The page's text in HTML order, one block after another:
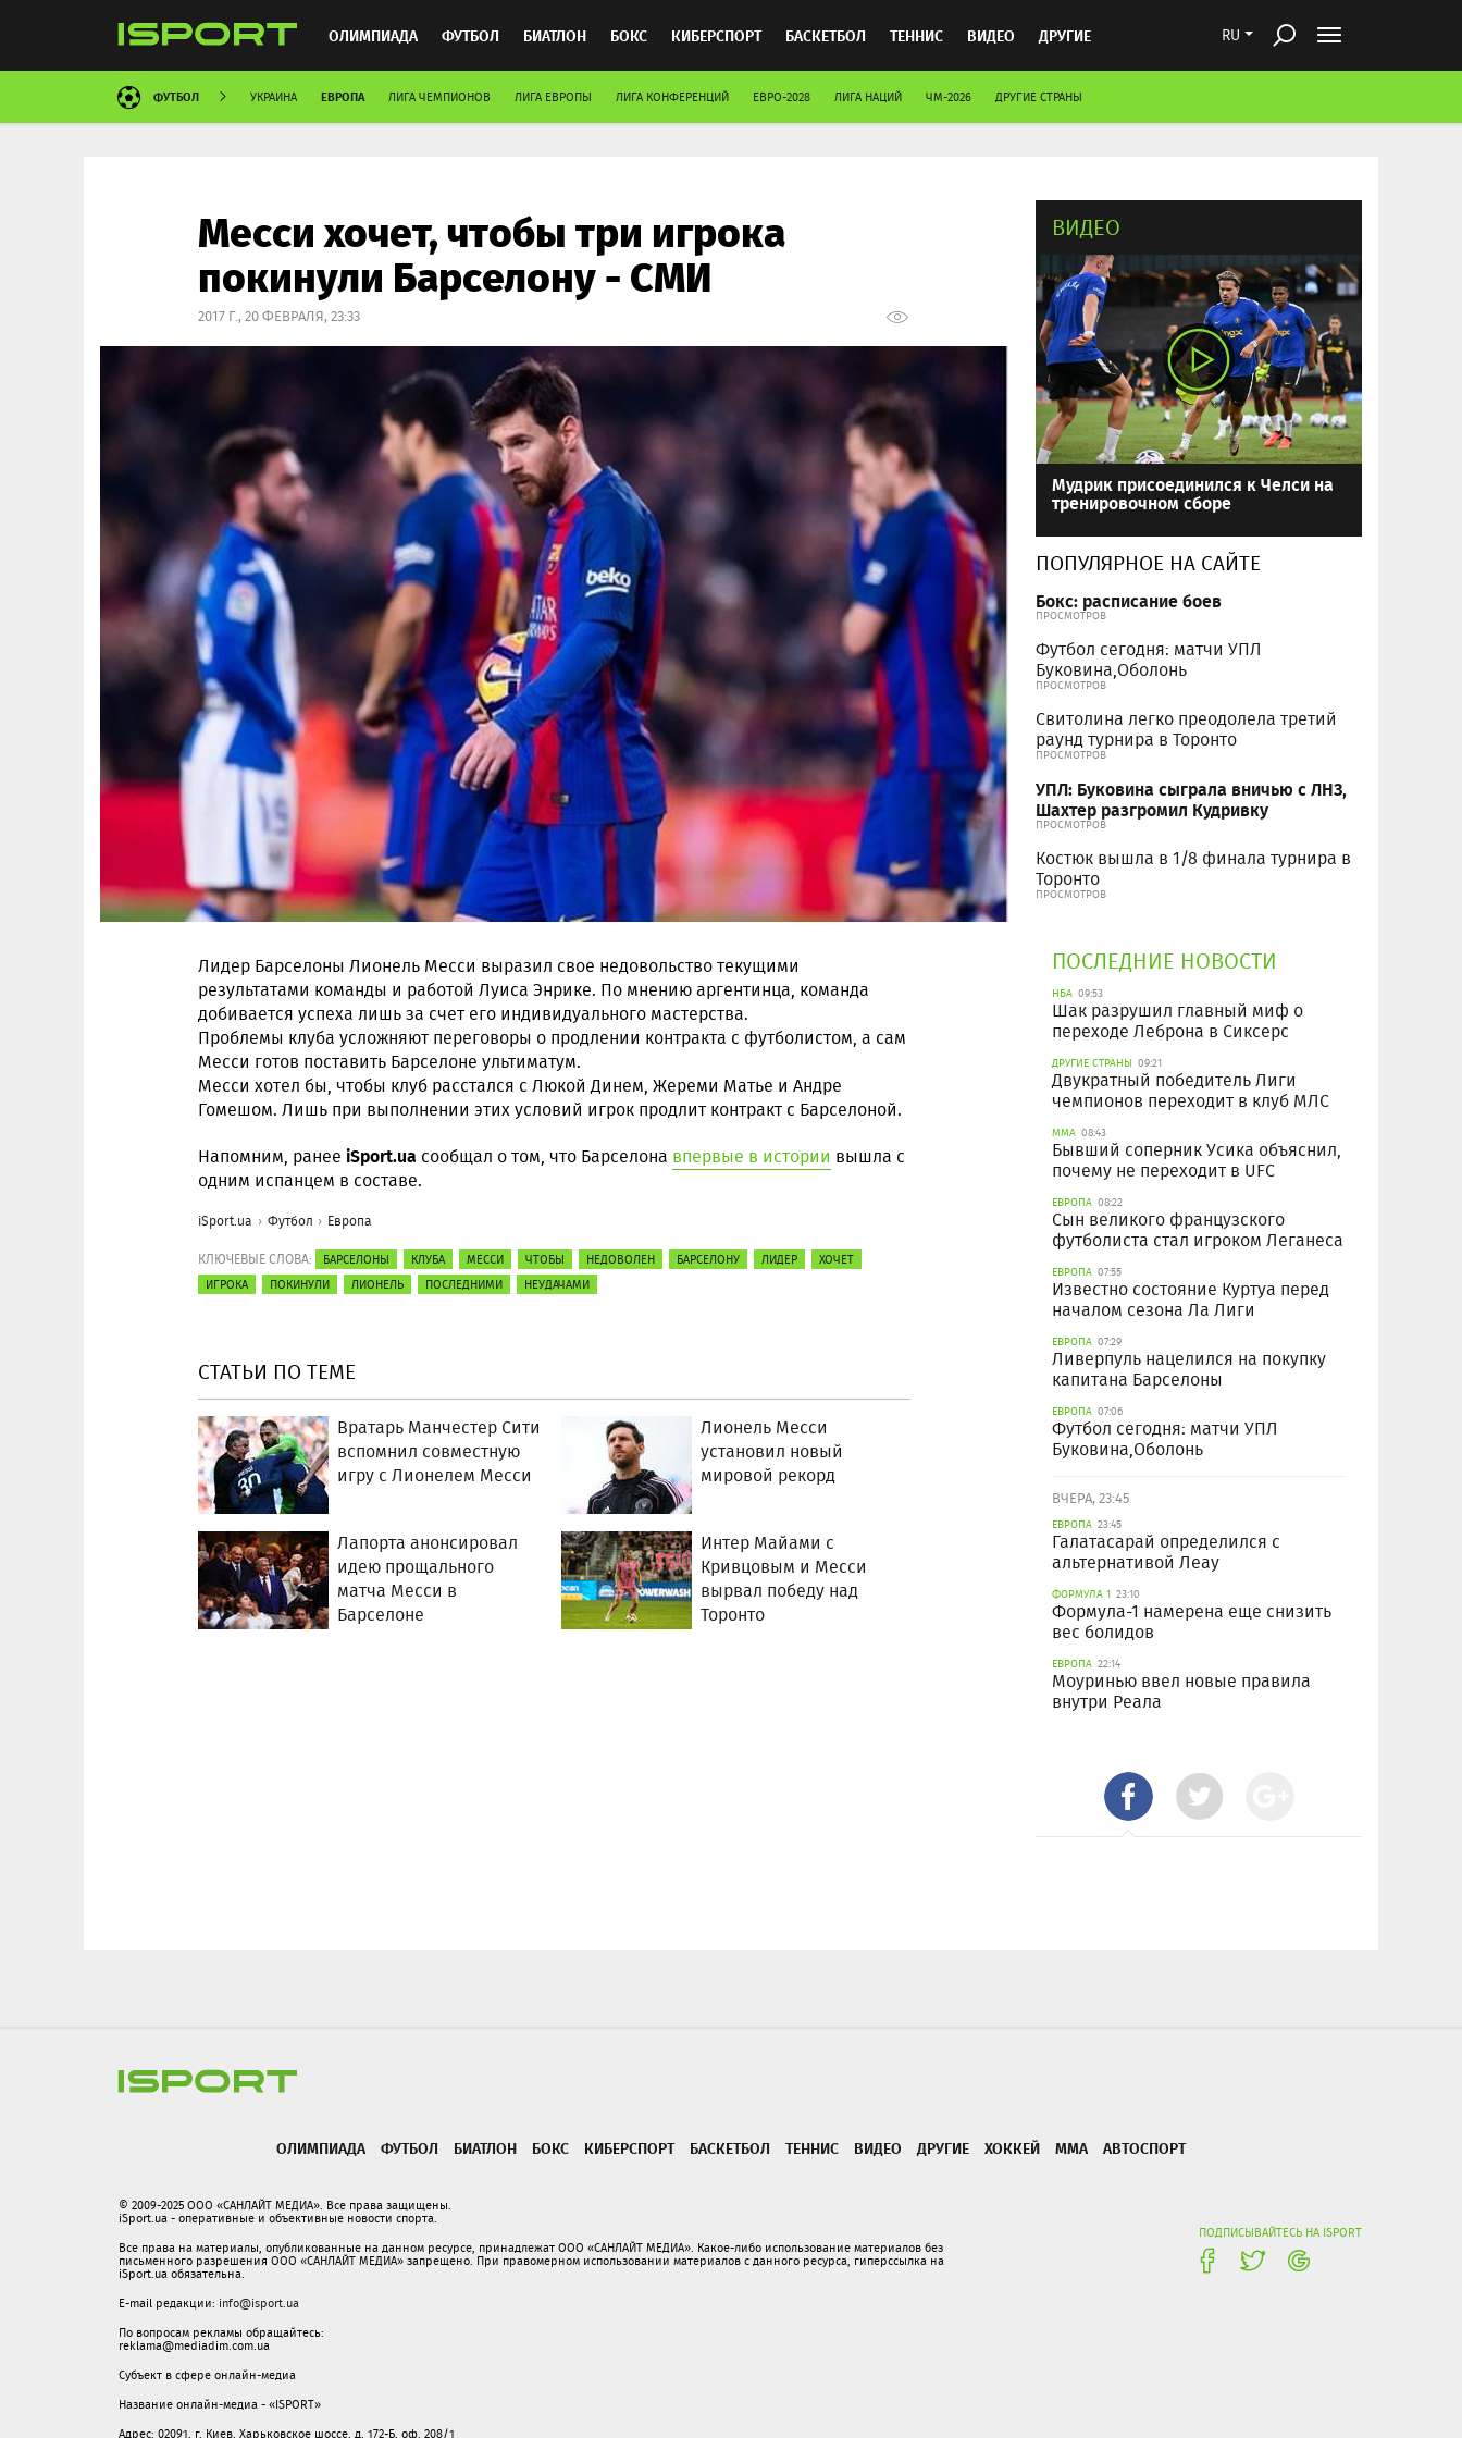
RU
ОЛИМПИАДА ФУТБОЛ БИАТЛОН БОКС КИБЕРСПОРТ БАСКЕТБОЛ ТЕННИС ВИДЕО ДРУГИЕ
ХОККЕЙ ММА АВТОСПОРТ
ФУТБОЛ УКРАИНА ЕВРОПА ЛИГА ЧЕМПИОНОВ ЛИГА ЕВРОПЫ ЛИГА КОНФЕРЕНЦИЙ ЕВРО-2028 ЛИГА НАЦИЙ ЧМ-2026 ДРУГИЕ СТРАНЫ
Месси хочет, чтобы три игрока
покинули Барселону - СМИ
2017 Г., 20 ФЕВРАЛЯ, 23:33
Лидер Барселоны Лионель Месси выразил свое недовольство текущими
результатами команды и работой Луиса Энрике. По мнению аргентинца, команда
добивается успеха лишь за счет его индивидуального мастерства.
Проблемы клуба усложняют переговоры о продлении контракта с футболистом, а сам
Месси готов поставить Барселоне ультиматум.
Месси хотел бы, чтобы клуб расстался с Люкой Динем, Жереми Матье и Андре
Гомешом. Лишь при выполнении этих условий игрок продлит контракт с Барселоной.
Напомним, ранее iSport.ua сообщал о том, что Барселона впервые в истории вышла с
одним испанцем в составе.
iSport.ua Футбол Европа
КЛЮЧЕВЫЕ СЛОВА: БАРСЕЛОНЫ КЛУБА МЕССИ ЧТОБЫ НЕДОВОЛЕН БАРСЕЛОНУ ЛИДЕР
ХОЧЕТ
ИГРОКА
ПОКИНУЛИ ЛИОНЕЛЬ ПОСЛЕДНИМИ НЕУДАЧАМИ
СТАТЬИ ПО ТЕМЕ
Вратарь Манчестер Сити
вспомнил совместную
игру с Лионелем Месси
Лионель Месси
установил новый
мировой рекорд
Лапорта анонсировал
идею прощального
матча Месси в
Барселоне
Интер Майами с
Кривцовым и Месси
вырвал победу над
Торонто
ВИДЕО
Мудрик присоединился к Челси на
тренировочном сборе
ПОПУЛЯРНОЕ НА САЙТЕ
Бокс: расписание боев
ПРОСМОТРОВ
Футбол сегодня: матчи УПЛ
Буковина,Оболонь
ПРОСМОТРОВ
Свитолина легко преодолела третий
раунд турнира в Торонто
ПРОСМОТРОВ
УПЛ: Буковина сыграла вничью с ЛНЗ,
Шахтер разгромил Кудривку
ПРОСМОТРОВ
Костюк вышла в 1/8 финала турнира в
Торонто
ПРОСМОТРОВ
ПОСЛЕДНИЕ НОВОСТИ
НБА 09:53
Шак разрушил главный миф о
переходе Леброна в Сиксерс
ДРУГИЕ СТРАНЫ 09:21
Двукратный победитель Лиги
чемпионов переходит в клуб МЛС
ММА 08:43
Бывший соперник Усика объяснил,
почему не переходит в UFC
ЕВРОПА 08:22
Сын великого французского
футболиста стал игроком Леганеса
ЕВРОПА 07:55
Известно состояние Куртуа перед
началом сезона Ла Лиги
ЕВРОПА 07:29
Ливерпуль нацелился на покупку
капитана Барселоны
ЕВРОПА 07:06
Футбол сегодня: матчи УПЛ
Буковина,Оболонь
ВЧЕРА, 23:45
ЕВРОПА 23:45
Галатасарай определился с
альтернативой Леау
ФОРМУЛА 1 23:10
Формула-1 намерена еще снизить
вес болидов
ЕВРОПА 22:14
Моуринью ввел новые правила
внутри Реала
ОЛИМПИАДА ФУТБОЛ БИАТЛОН БОКС КИБЕРСПОРТ БАСКЕТБОЛ ТЕННИС ВИДЕО ДРУГИЕ ХОККЕЙ ММА АВТОСПОРТ
ПОДПИСЫВАЙТЕСЬ НА ISPORT
© 2009-2025 ООО «САНЛАЙТ МЕДИА». Все права защищены.
iSport.ua - оперативные и объективные новости спорта.
Все права на материалы, опубликованные на данном ресурсе, принадлежат ООО «САНЛАЙТ МЕДИА». Какое-либо использование материалов без
письменного разрешения ООО «САНЛАЙТ МЕДИА» запрещено. При правомерном использовании материалов с данного ресурса, гиперссылка на
iSport.ua обязательна.
E-mail редакции: info@isport.ua
По вопросам рекламы обращайтесь:
reklama@mediadim.com.ua
Субъект в сфере онлайн-медиа
Название онлайн-медиа - «ISPORT»
Адрес: 02091, г. Киев, Харьковское шоссе, д. 172-Б, оф. 208/1